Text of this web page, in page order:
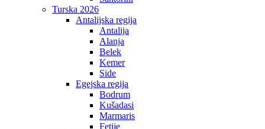
Turska 2026
Antalijska regija
Antalija
Alanja
Belek
Kemer
Side
Egejska regija
Bodrum
Kušadasi
Marmaris
Fetije